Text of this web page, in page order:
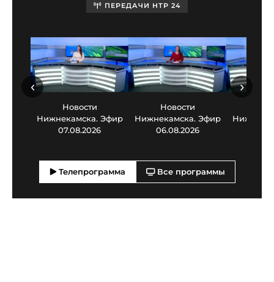
ПЕРЕДАЧИ НТР 24
Новости
Нижнекамска. Эфир
07.08.2026
Новости
Нижнекамска. Эфир
06.08.2026
‹ ›
Телепрограмма Все программы